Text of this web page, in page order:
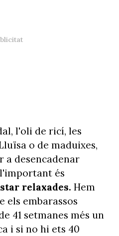
l'oli de ricí, les
o de maduixes,
a desencadenar
és
relaxades. Hem
els embarassos
41 setmanes més un
i si no hi ets 40